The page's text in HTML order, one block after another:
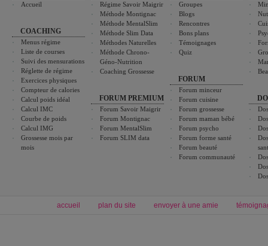
Accueil
COACHING
Menus régime
Liste de courses
Suivi des mensurations
Réglette de régime
Exercices physiques
Compteur de calories
Calcul poids idéal
Calcul IMC
Courbe de poids
Calcul IMG
Grossesse mois par
mois
Régime Savoir Maigrir
Méthode Montignac
Méthode MentalSlim
Méthode Slim Data
Méthodes Naturelles
Méthode Chrono-
Géno-Nutrition
Coaching Grossesse
FORUM PREMIUM
Forum Savoir Maigrir
Forum Montignac
Forum MentalSlim
Forum SLIM data
Groupes
Blogs
Rencontres
Bons plans
Témoignages
Quiz
FORUM
Forum minceur
Forum cuisine
Forum grossesse
Forum maman bébé
Forum psycho
Forum forme santé
Forum beauté
Forum communauté
accueil plan du site envoyer à une amie